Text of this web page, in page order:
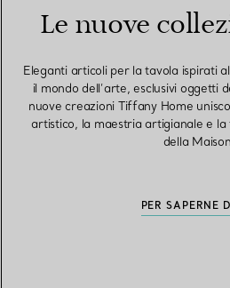
Le nuove
Eleganti articoli per la tavola ispirati
il mondo dell’arte, esclusivi oggetti
nuove creazioni Tiffany Home
artistico, la maestria artigianale e
della
PER SAPERNE